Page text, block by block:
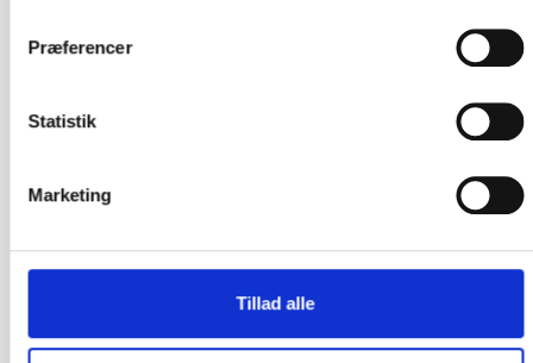
Præferencer
Statistik
Marketing
Tillad alle
Hjemmeside Mail